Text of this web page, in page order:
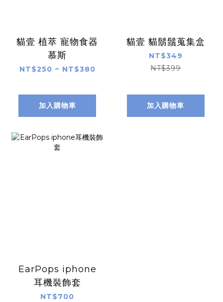
貓壹 植萃 寵物食器
慕斯
NT$250 ~ NT$380
加入購物車
貓壹 貓鬍鬚蒐集盒
NT$349
NT$399
加入購物車
EarPops iphone
耳機裝飾套
NT$700